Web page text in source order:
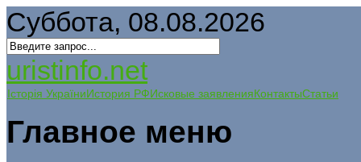
Суббота, 08.08.2026
uristinfo.net
Історія УкраїниИстория РФИсковые заявленияКонтактыСтатьи
Главное меню